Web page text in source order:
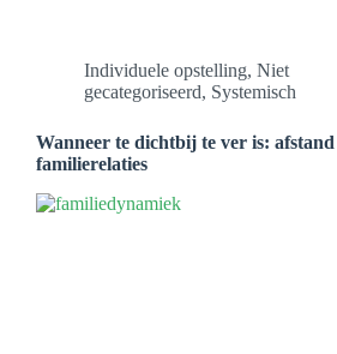
Individuele opstelling, Niet
gecategoriseerd, Systemisch
Wanneer te dichtbij te ver is:
familierelaties